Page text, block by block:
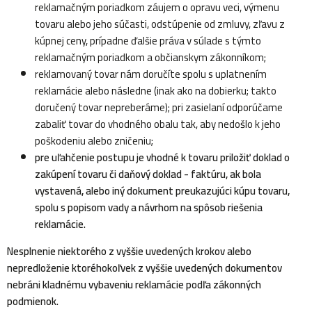
reklamačným poriadkom záujem o opravu veci, výmenu
tovaru alebo jeho súčasti, odstúpenie od zmluvy, zľavu z
kúpnej ceny, prípadne ďalšie práva v súlade s týmto
reklamačným poriadkom a občianskym zákonníkom;
reklamovaný tovar nám doručíte spolu s uplatnením
reklamácie alebo následne (inak ako na dobierku; takto
doručený tovar nepreberáme); pri zasielaní odporúčame
zabaliť tovar do vhodného obalu tak, aby nedošlo k jeho
poškodeniu alebo zničeniu;
pre uľahčenie postupu je vhodné k tovaru priložiť doklad o
zakúpení tovaru či daňový doklad - faktúru, ak bola
vystavená, alebo iný dokument preukazujúci kúpu tovaru,
spolu s popisom vady a návrhom na spôsob riešenia
reklamácie.
Nesplnenie niektorého z vyššie uvedených krokov alebo
nepredloženie ktoréhokoľvek z vyššie uvedených dokumentov
nebráni kladnému vybaveniu reklamácie podľa zákonných
podmienok.